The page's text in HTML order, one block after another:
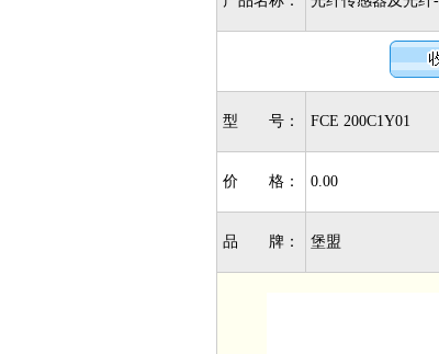
型 号： FCE 200C1Y01
价 格： 0.00
品 牌： 堡盟